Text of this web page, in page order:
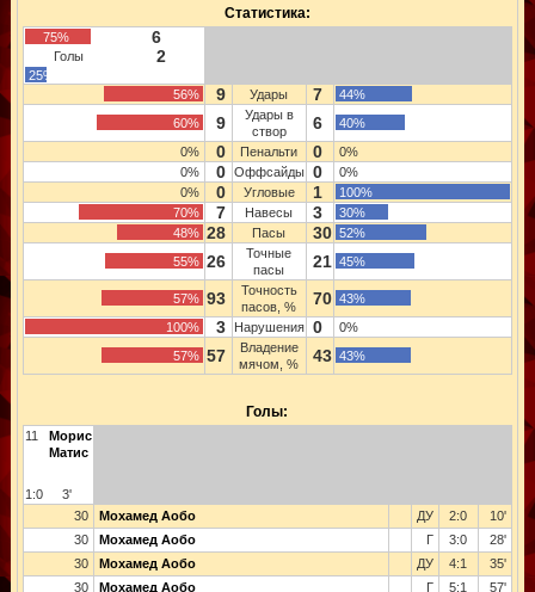
Статистика:
75% 6
Голы 2
25%
56%
9 Удары 7
44%
60%
9
Удары в
створ
6
40%
0%
0 Пенальти 0
0%
0%
0 Оффсайды 0
0%
0%
0 Угловые 1
100%
70%
7 Навесы 3
30%
48% 28 Пасы 30 52%
55% 26
Точные
пасы
21 45%
57% 93
Точность
пасов, %
70 43%
100%
3 Нарушения 0
0%
57% 57
Владение
мячом, %
43 43%
Голы:
11
Морис
Матис
1:0
3'
30
Мохамед Аобо ДУ 2:0
10'
30
Мохамед Аобо Г 3:0
28'
30
Мохамед Аобо ДУ 4:1
35'
30
Мохамед Аобо Г 5:1
57'